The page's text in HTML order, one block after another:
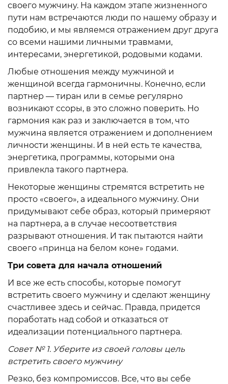
своего мужчину. На каждом этапе жизненного
пути нам встречаются люди по нашему образу и
подобию, и мы являемся отражением друг друга
со всеми нашими личными травмами,
интересами, энергетикой, родовыми кодами.
Любые отношения между мужчиной и
женщиной всегда гармоничны. Конечно, если
партнер — тиран или в семье регулярно
возникают ссоры, в это сложно поверить. Но
гармония как раз и заключается в том, что
мужчина является отражением и дополнением
личности женщины. И в ней есть те качества,
энергетика, программы, которыми она
привлекла такого партнера.
Некоторые женщины стремятся встретить не
просто «своего», а идеального мужчину. Они
придумывают себе образ, который примеряют
на партнера, а в случае несоответствия
разрывают отношения. И так пытаются найти
своего «принца на белом коне» годами.
Три совета для начала отношений
И все же есть способы, которые помогут
встретить своего мужчину и сделают женщину
счастливее здесь и сейчас. Правда, придется
поработать над собой и отказаться от
идеализации потенциального партнера.
Совет № 1. Уберите из своей головы цель
встретить своего мужчину
Резко, без компромиссов. Все, что вы себе